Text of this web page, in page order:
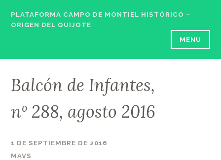
content
PLATAFORMA CAMPO DE MONTIEL HISTÓRICO –
ORIGEN DEL QUIJOTE
MENU
Balcón de Infantes,
nº 288, agosto 2016
1 DE SEPTIEMBRE DE 2016
MAVS